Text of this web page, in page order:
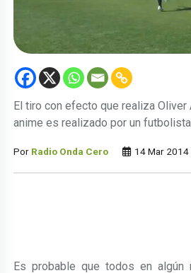
El tiro con efecto que realiza Oliver
anime es realizado por un
Por Radio Onda Cero 14 Mar 2014
Es probable que todos en algún